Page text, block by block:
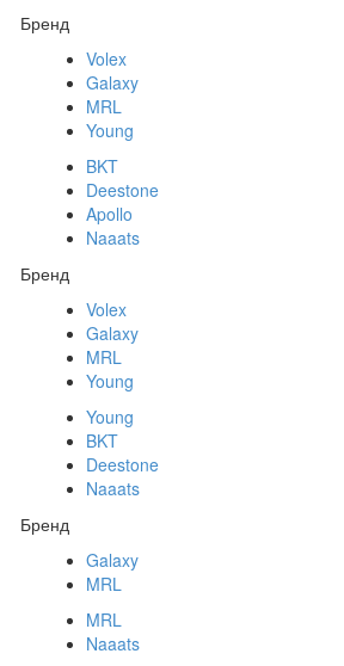
Бренд
Volex
Galaxy
MRL
Young
BKT
Deestone
Apollo
Naaats
Бренд
Volex
Galaxy
MRL
Young
Young
BKT
Deestone
Naaats
Бренд
Galaxy
MRL
MRL
Naaats